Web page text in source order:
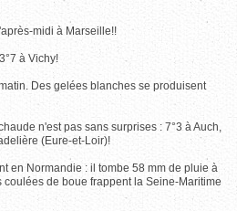
midi à Marseille!!
à Vichy!
Des gelées blanches se produisent
n'est pas sans surprises : 7°3 à Auch,
(Eure-et-Loir)!
en Normandie : il tombe 58 mm de pluie à
coulées de boue frappent la Seine-Maritime